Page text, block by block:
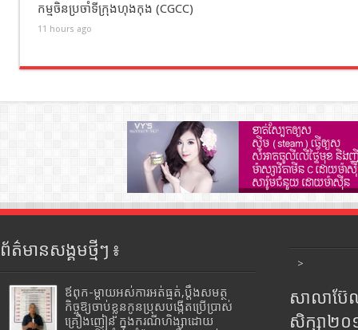
កម្មចិនប្រចាំទីក្រុងហុងកុង (CGCC)
11 hours ago
ព័ត៌មានសង្គមថ្មីៗ ៖
ឪពុក-ម្ដាយអស់ការអត់ធ្មត់,ប្ដឹងសមត្ថ
កិច្ចឱ្យចាប់ខ្លួនកូនប្រុសបង្កើតប្រើប្រាស់
គ្រឿងញៀន ក្នុងករណីហិង្សាដោយ
>
សាលាប៊ែ
សិក្សា២